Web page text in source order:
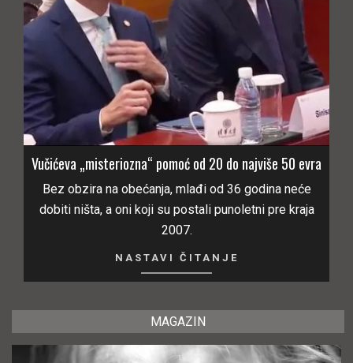
Vučićeva „misteriozna“ pomoć od 20 do najviše 50 evra
Bez obzira na obećanja, mlađi od 36 godina neće
dobiti ništa, a oni koji su postali punoletni pre kraja
2007.
NASTAVI ČITANJE
MAGAZIN